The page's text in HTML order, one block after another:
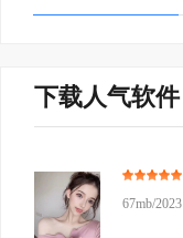
下载人气软件
67mb/2023